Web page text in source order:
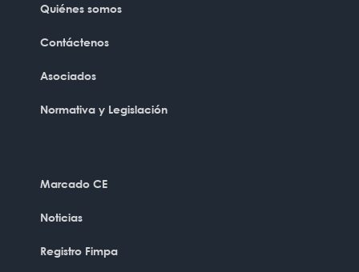
Quiénes somos
Contáctenos
Asociados
Normativa y Legislación
Marcado CE
Noticias
Registro Fimpa